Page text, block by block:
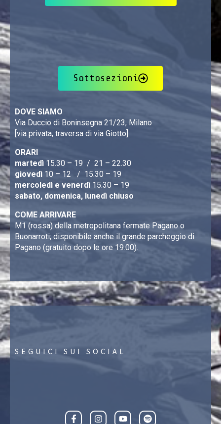
Sottosezioni
DOVE SIAMO
Via Duccio di Boninsegna 21/23, Milano
[via privata, traversa di via Giotto]
ORARI
martedì 15.30 – 19 / 21 – 22.30
giovedì 10 – 12 / 15.30 – 19
mercoledì e venerdì 15.30 – 19
sabato, domenica, lunedì chiuso
COME ARRIVARE
M1 (rossa) della metropolitana fermate Pagano o
Buonarroti; disponibile anche il grande parcheggio di
Pagano (gratuito dopo le ore 19.00).
SEGUICI SUI SOCIAL